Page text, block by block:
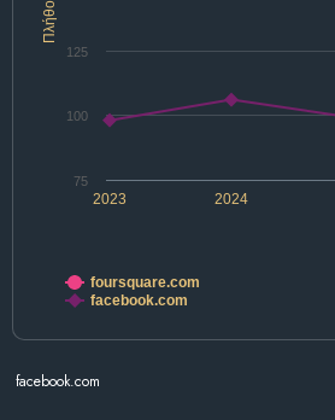
Πλήθος
2024
2023
100
75
125
foursquare.com
facebook.com
facebook.com